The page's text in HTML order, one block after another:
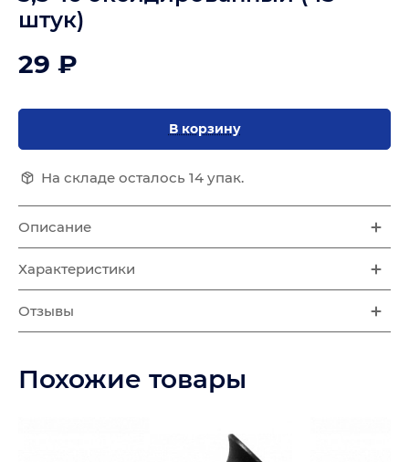
штук)
29 ₽
В корзину
На складе осталось 14 упак.
Описание
Характеристики
Отзывы
Похожие товары